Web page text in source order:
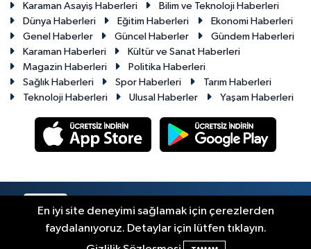
Karaman Asayiş Haberleri
Bilim ve Teknoloji Haberleri
Dünya Haberleri
Eğitim Haberleri
Ekonomi Haberleri
Genel Haberler
Güncel Haberler
Gündem Haberleri
Karaman Haberleri
Kültür ve Sanat Haberleri
Magazin Haberleri
Politika Haberleri
Sağlık Haberleri
Spor Haberleri
Tarım Haberleri
Teknoloji Haberleri
Ulusal Haberler Yaşam Haberleri
En iyi site deneyimi sağlamak için çerezlerden
faydalanıyoruz. Detaylar için lütfen tıklayın.